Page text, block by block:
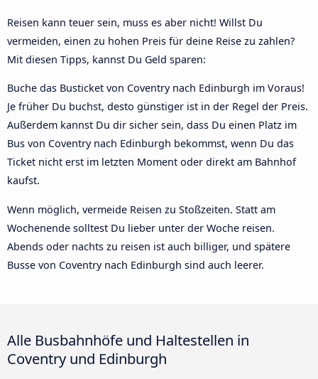
Reisen kann teuer sein, muss es aber nicht! Willst Du
vermeiden, einen zu hohen Preis für deine Reise zu zahlen?
Mit diesen Tipps, kannst Du Geld sparen:
Buche das Busticket von Coventry nach Edinburgh im Voraus!
Je früher Du buchst, desto günstiger ist in der Regel der Preis.
Außerdem kannst Du dir sicher sein, dass Du einen Platz im
Bus von Coventry nach Edinburgh bekommst, wenn Du das
Ticket nicht erst im letzten Moment oder direkt am Bahnhof
kaufst.
Wenn möglich, vermeide Reisen zu Stoßzeiten. Statt am
Wochenende solltest Du lieber unter der Woche reisen.
Abends oder nachts zu reisen ist auch billiger, und spätere
Busse von Coventry nach Edinburgh sind auch leerer.
Alle Busbahnhöfe und Haltestellen in
Coventry und Edinburgh